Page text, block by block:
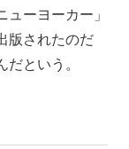
ューヨーカー」
版されたのだ
という。